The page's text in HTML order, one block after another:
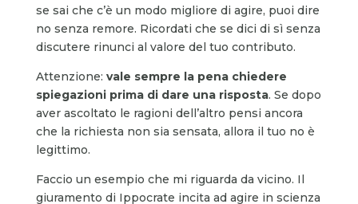
se sai che c’è un modo migliore di agire, puoi dire
no senza remore. Ricordati che se dici di sì senza
discutere rinunci al valore del tuo contributo.
Attenzione: vale sempre la pena chiedere
spiegazioni prima di dare una risposta. Se dopo
aver ascoltato le ragioni dell’altro pensi ancora
che la richiesta non sia sensata, allora il tuo no è
legittimo.
Faccio un esempio che mi riguarda da vicino. Il
giuramento di Ippocrate incita ad agire in scienza